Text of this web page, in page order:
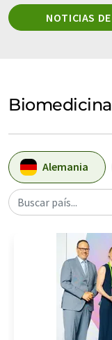
NOTICIAS
Alemania
Buscar país...